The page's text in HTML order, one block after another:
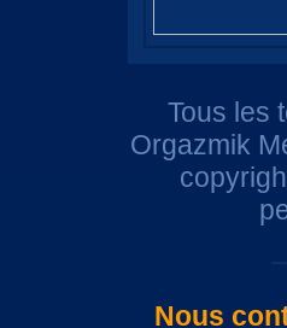
Tous les
Orgazmik
Nous